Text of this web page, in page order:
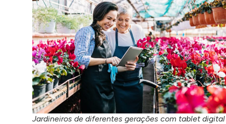
Jardineiros de diferentes gerações com tablet digital